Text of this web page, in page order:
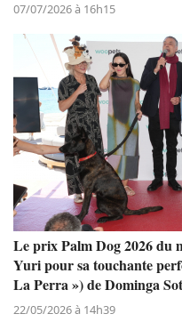
07/07/2026 à 16h15
Le prix Palm Dog 2026 du
Yuri pour sa touchante
La Perra ») de Dominga
22/05/2026 à 14h39